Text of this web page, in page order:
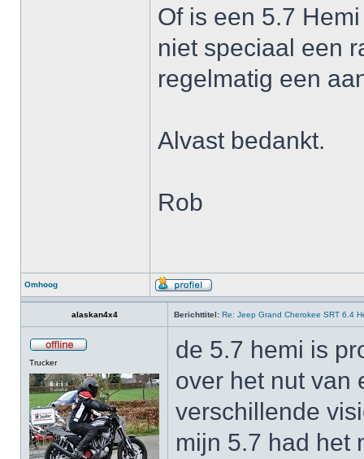
Of is een 5.7
niet speciaal een
regelmatig een
Alvast bedankt.
Rob
Omhoog
alaskan4x4 Berichttitel: Re: Jeep Grand Cherokee SRT 6.4
Trucker
de 5.7 hemi is
over het nut van
verschillende
mijn 5.7 had het